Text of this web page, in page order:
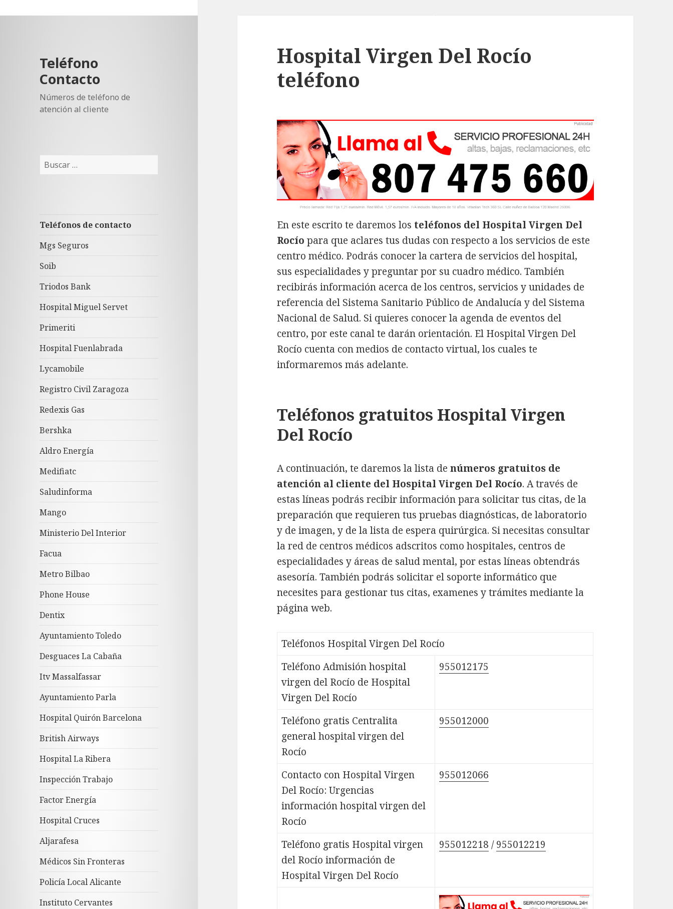
Teléfono
Contacto
Números de teléfono de
atención al cliente
Buscar:
Teléfonos de contacto
Mgs Seguros
Soib
Triodos Bank
Hospital Miguel Servet
Primeriti
Hospital Fuenlabrada
Lycamobile
Registro Civil Zaragoza
Redexis Gas
Bershka
Aldro Energía
Medifiatc
Saludinforma
Mango
Ministerio Del Interior
Facua
Metro Bilbao
Phone House
Dentix
Ayuntamiento Toledo
Desguaces La Cabaña
Itv Massalfassar
Ayuntamiento Parla
Hospital Quirón Barcelona
British Airways
Hospital La Ribera
Inspección Trabajo
Factor Energía
Hospital Cruces
Aljarafesa
Médicos Sin Fronteras
Policía Local Alicante
Instituto Cervantes
Hospital Virgen Del Rocío
teléfono
En este escrito te daremos los teléfonos del Hospital Virgen Del
Rocío para que aclares tus dudas con respecto a los servicios de este
centro médico. Podrás conocer la cartera de servicios del hospital,
sus especialidades y preguntar por su cuadro médico. También
recibirás información acerca de los centros, servicios y unidades de
referencia del Sistema Sanitario Público de Andalucía y del Sistema
Nacional de Salud. Si quieres conocer la agenda de eventos del
centro, por este canal te darán orientación. El Hospital Virgen Del
Rocío cuenta con medios de contacto virtual, los cuales te
informaremos más adelante.
Teléfonos gratuitos Hospital Virgen
Del Rocío
A continuación, te daremos la lista denúmeros gratuitos de
atención al cliente del Hospital Virgen Del Rocío. A través de
estas líneas podrás recibir información para solicitar tus citas, de la
preparación que requieren tus pruebas diagnósticas, de laboratorio
y de imagen, y de la lista de espera quirúrgica. Si necesitas consultar
la red de centros médicos adscritos como hospitales, centros de
especialidades y áreas de salud mental, por estas líneas obtendrás
asesoría. También podrás solicitar el soporte informático que
necesites para gestionar tus citas, examenes y trámites mediante la
página web.
Teléfonos Hospital Virgen Del Rocío
Teléfono Admisión hospital
virgen del Rocío de Hospital
Virgen Del Rocío
955012175
Teléfono gratis Centralita
general hospital virgen del
Rocío
955012000
Contacto con Hospital Virgen
Del Rocío: Urgencias
información hospital virgen del
Rocío
955012066
Teléfono gratis Hospital virgen
del Rocío información de
Hospital Virgen Del Rocío
955012218 /955012219